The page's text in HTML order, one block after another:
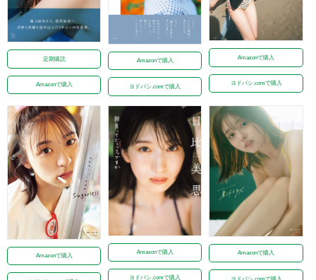
定期購読
Amazonで購入
Amazonで購入
ヨドバシ.comで購入
Amazonで購入
ヨドバシ.comで購入
Amazonで購入
Amazonで購入
ヨドバシ.comで購入
Amazonで購入
ヨドバシ.comで購入